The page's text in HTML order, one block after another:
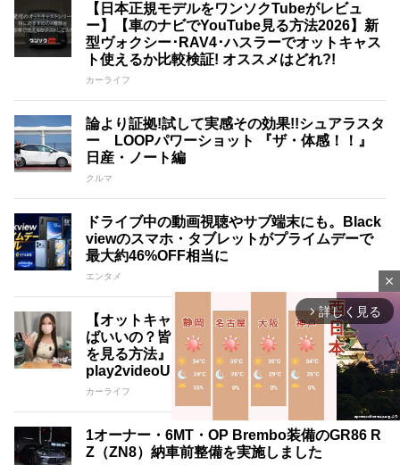
【日本正規モデルをワンソクTubeがレビュ
ー】【車のナビでYouTube見る方法2026】新
型ヴォクシー･RAV4･ハスラーでオットキャス
ト使えるか比較検証! オススメはどれ?!
カーライフ
論より証拠!試して実感その効果!!シュアラスタ
ー LOOPパワーショット 『ザ・体感！！』
日産・ノート編
クルマ
ドライブ中の動画視聴やサブ端末にも。Black
viewのスマホ・タブレットがプライムデーで
最大約46%OFF相当に
エンタメ
【オットキャスト徹底比較!!】結局どれを買え
ばいいの？皆さんにベストな『車でYouTube
を見る方法』教えます(P3 PRO、nano、E2、
play2videoUltra、Mirror Touch)
カーライフ
1オーナー・6MT・OP Brembo装備のGR86 R
Z（ZN8）納車前整備を実施しました
close
arrow_forward_ios 詳しく見る